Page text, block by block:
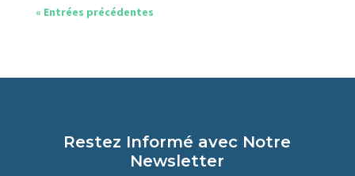
« Entrées précédentes
Restez Informé avec Notre
Newsletter